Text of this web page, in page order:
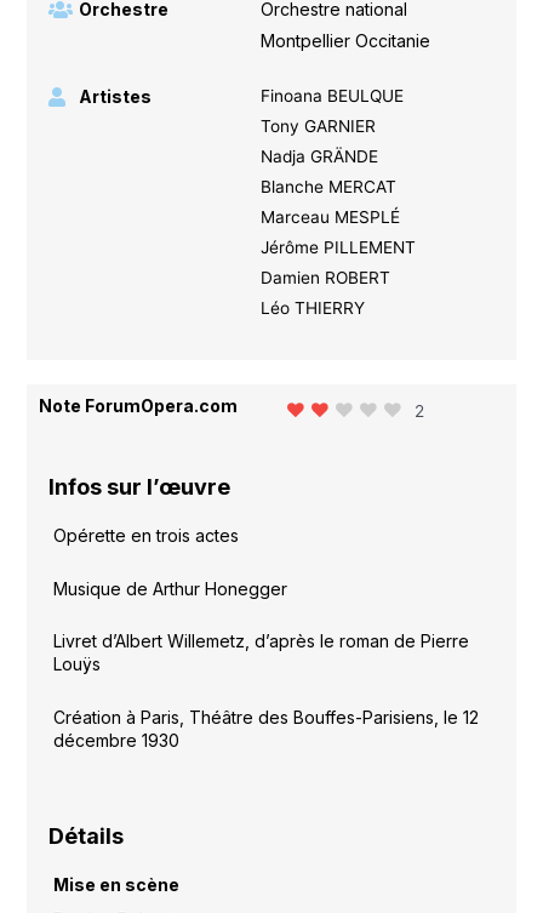
Orchestre
Orchestre national
Montpellier Occitanie
Artistes
Finoana BEULQUE
Tony GARNIER
Nadja GRÄNDE
Blanche MERCAT
Marceau MESPLÉ
Jérôme PILLEMENT
Damien ROBERT
Léo THIERRY
Note ForumOpera.com 2
Infos sur l’œuvre
Opérette en trois actes
Musique de Arthur Honegger
Livret d’Albert Willemetz, d’après le roman de Pierre
Louÿs
Création à Paris, Théâtre des Bouffes-Parisiens, le 12
décembre 1930
Détails
Mise en scène